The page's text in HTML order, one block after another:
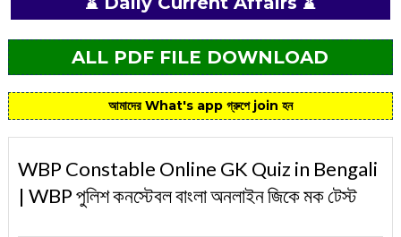
ALL PDF FILE DOWNLOAD
আমাদের What's app গ্রুপে join হন
WBP Constable Online GK Quiz in Bengali
| WBP পুলিশ কনস্টেবল বাংলা অনলাইন জিকে মক টেস্ট